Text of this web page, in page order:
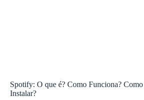
Spotify: O que é? Como Funciona?
Instalar?